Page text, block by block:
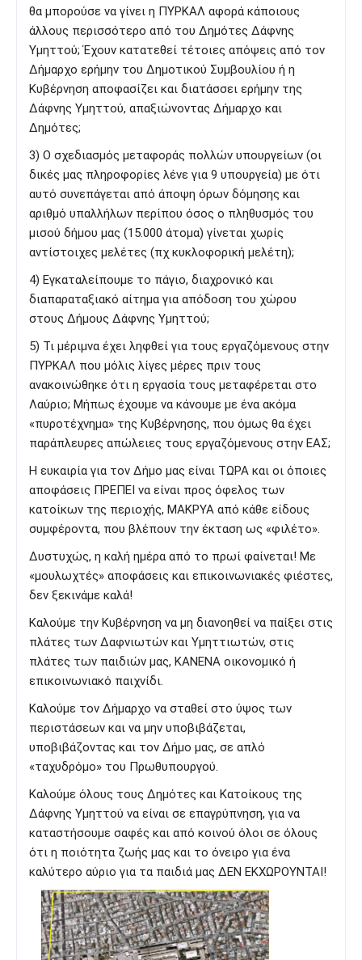
θα μπορούσε να γίνει η ΠΥΡΚΑΛ αφορά κάποιους
άλλους περισσότερο από του Δημότες Δάφνης
Υμηττού; Έχουν κατατεθεί τέτοιες απόψεις από τον
Δήμαρχο ερήμην του Δημοτικού Συμβουλίου ή η
Κυβέρνηση αποφασίζει και διατάσσει ερήμην της
Δάφνης Υμηττού, απαξιώνοντας Δήμαρχο και
Δημότες;
3) Ο σχεδιασμός μεταφοράς πολλών υπουργείων (οι
δικές μας πληροφορίες λένε για 9 υπουργεία) με ότι
αυτό συνεπάγεται από άποψη όρων δόμησης και
αριθμό υπαλλήλων περίπου όσος ο πληθυσμός του
μισού δήμου μας (15.000 άτομα) γίνεται χωρίς
αντίστοιχες μελέτες (πχ κυκλοφορική μελέτη);
4) Εγκαταλείπουμε το πάγιο, διαχρονικό και
διαπαραταξιακό αίτημα για απόδοση του χώρου
στους Δήμους Δάφνης Υμηττού;
5) Τι μέριμνα έχει ληφθεί για τους εργαζόμενους στην
ΠΥΡΚΑΛ που μόλις λίγες μέρες πριν τους
ανακοινώθηκε ότι η εργασία τους μεταφέρεται στο
Λαύριο; Μήπως έχουμε να κάνουμε με ένα ακόμα
«πυροτέχνημα» της Κυβέρνησης, που όμως θα έχει
παράπλευρες απώλειες τους εργαζόμενους στην ΕΑΣ;
Η ευκαιρία για τον Δήμο μας είναι ΤΩΡΑ και οι όποιες
αποφάσεις ΠΡΕΠΕΙ να είναι προς όφελος των
κατοίκων της περιοχής, ΜΑΚΡΥΑ από κάθε είδους
συμφέροντα, που βλέπουν την έκταση ως «φιλέτο».
Δυστυχώς, η καλή ημέρα από το πρωί φαίνεται! Με
«μουλωχτές» αποφάσεις και επικοινωνιακές φιέστες,
δεν ξεκινάμε καλά!
Καλούμε την Κυβέρνηση να μη διανοηθεί να παίξει στις
πλάτες των Δαφνιωτών και Υμηττιωτών, στις
πλάτες των παιδιών μας, ΚΑΝΕΝΑ οικονομικό ή
επικοινωνιακό παιχνίδι.
Καλούμε τον Δήμαρχο να σταθεί στο ύψος των
περιστάσεων και να μην υποβιβάζεται,
υποβιβάζοντας και τον Δήμο μας, σε απλό
«ταχυδρόμο» του Πρωθυπουργού.
Καλούμε όλους τους Δημότες και Κατοίκους της
Δάφνης Υμηττού να είναι σε επαγρύπνηση, για να
καταστήσουμε σαφές και από κοινού όλοι σε όλους
ότι η ποιότητα ζωής μας και το όνειρο για ένα
καλύτερο αύριο για τα παιδιά μας ΔΕΝ ΕΚΧΩΡΟΥΝΤΑΙ!